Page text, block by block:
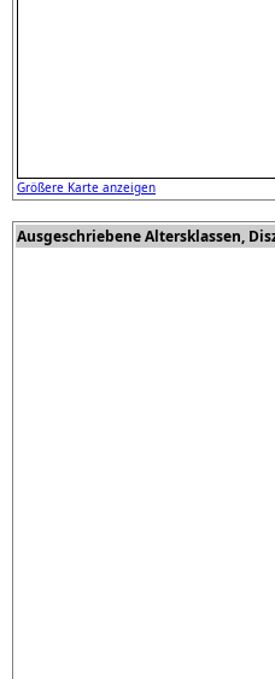
Größere Karte anzeigen
Ausgeschriebene Altersklassen,